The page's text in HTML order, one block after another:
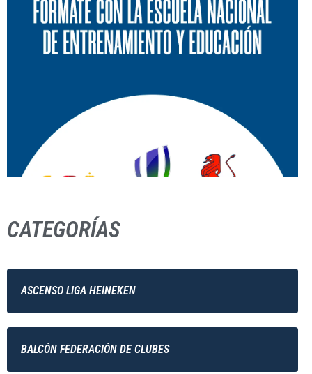
CATEGORÍAS
ASCENSO LIGA HEINEKEN
BALCÓN FEDERACIÓN DE CLUBES